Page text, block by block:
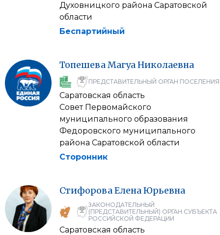
Духовницкого района Саратовской
области
Беспартийный
ТопешеваМагуаНиколаевна
ПРЕДСТАВИТЕЛЬНЫЙ ОРГАН ПОСЕЛЕНИЯ
Саратовская область
Совет Первомайского
муниципального образования
Федоровского муниципального
района Саратовской области
Сторонник
СтифороваЕленаЮрьевна
ЗАКОНОДАТЕЛЬНЫЙ
(ПРЕДСТАВИТЕЛЬНЫЙ) ОРГАН СУБЪЕКТА
РОССИЙСКОЙ ФЕДЕРАЦИИ
Саратовская область